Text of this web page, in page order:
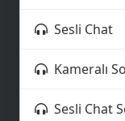
Sesli Chat
Kameralı
Sesli Chat